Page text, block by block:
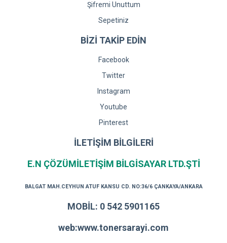
Şifremi Unuttum
Sepetiniz
BİZİ TAKİP EDİN
Facebook
Twitter
Instagram
Youtube
Pinterest
İLETİŞİM BİLGİLERİ
E.N ÇÖZÜMİLETİŞİM BİLGİSAYAR LTD.ŞTİ
BALGAT MAH.CEYHUN ATUF KANSU CD. NO:36/6 ÇANKAYA/ANKARA
MOBİL: 0 542 5901165
web:www.tonersarayi.com